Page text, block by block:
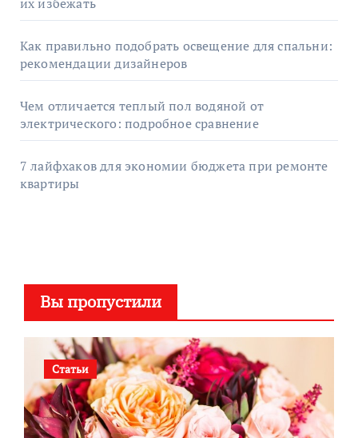
Как правильно подобрать освещение для спальни:
рекомендации дизайнеров
Чем отличается теплый пол водяной от
электрического: подробное сравнение
7 лайфхаков для экономии бюджета при ремонте
квартиры
Вы пропустили
Статьи